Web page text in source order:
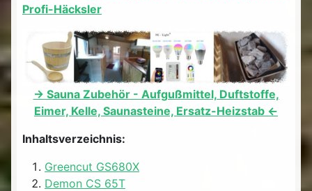
Profi-Häcksler
-> Sauna Zubehör - Aufgußmittel, Duftstoffe,
Eimer, Kelle, Saunasteine, Ersatz-Heizstab <-
Inhaltsverzeichnis:
Greencut GS680X
Demon CS 65T